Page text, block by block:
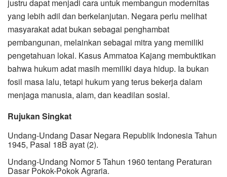
justru dapat menjadi cara untuk membangun modernitas
yang lebih adil dan berkelanjutan. Negara perlu melihat
masyarakat adat bukan sebagai penghambat
pembangunan, melainkan sebagai mitra yang memiliki
pengetahuan lokal. Kasus Ammatoa Kajang membuktikan
bahwa hukum adat masih memiliki daya hidup. Ia bukan
fosil masa lalu, tetapi hukum yang terus bekerja dalam
menjaga manusia, alam, dan keadilan sosial.
Rujukan Singkat
Undang-Undang Dasar Negara Republik Indonesia Tahun
1945, Pasal 18B ayat (2).
Undang-Undang Nomor 5 Tahun 1960 tentang Peraturan
Dasar Pokok-Pokok Agraria.